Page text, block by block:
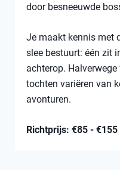
door besneeuwde
Je maakt kennis met
slee bestuurt: één zit
achterop.
tochten variëren van
avonturen.
Richtprijs: €85 - €155